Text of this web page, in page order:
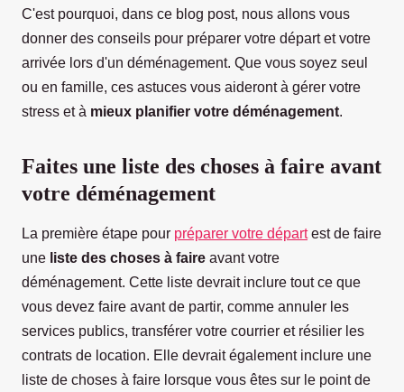
C'est pourquoi, dans ce blog post, nous allons vous
donner des conseils pour préparer votre départ et votre
arrivée lors d'un déménagement. Que vous soyez seul
ou en famille, ces astuces vous aideront à gérer votre
stress et à mieux planifier votre déménagement.
Faites une liste des choses à faire avant
votre déménagement
La première étape pour préparer votre départest de faire
une liste des choses à faire avant votre
déménagement. Cette liste devrait inclure tout ce que
vous devez faire avant de partir, comme annuler les
services publics, transférer votre courrier et résilier les
contrats de location. Elle devrait également inclure une
liste de choses à faire lorsque vous êtes sur le point de